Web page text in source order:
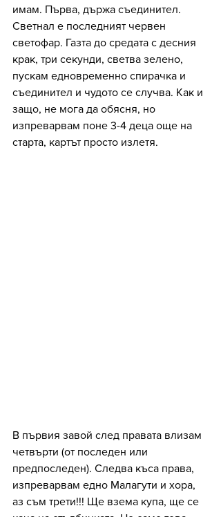
имам. Първа, държа съединител.
Светнал е последният червен
светофар. Газта до средата с десния
крак, три секунди, светва зелено,
пускам едновременно спирачка и
съединител и чудото се случва. Как и
защо, не мога да обясня, но
изпреварвам поне 3-4 деца още на
старта, картът просто излетя.
В първия завой след правата влизам
четвърти (от последен или
предпоследен). Следва къса права,
изпреварвам едно Малагути и хора,
аз съм трети!!! Ще взема купа, ще се